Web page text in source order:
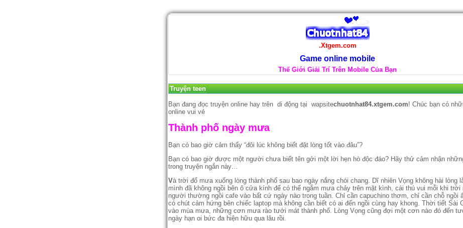
.Xtgem.com
Game online mobile
Thế Giới Giải Trí Trên Mobile Của Bạn
Truyện teen
Bạn đang đọc truyện online hay trên di động tại wapsitechuotnhat84.xtgem.com! Chúc bạn có
online vui vẻ
Thành phố ngày mưa
Bạn có bao giờ cảm thấy “đôi lúc không biết đặt lòng tốt vào đâu”?
Bạn có bao giờ được một người chưa biết tên gởi một lời hẹn hò độc đáo? Hãy thử cảm nhận
trong truyện ngắn này…
Và trời đổ mưa xuống lòng thành phố sau bao ngày nắng chói chang. Dĩ nhiên Vọng không hài lòng
mình đã không ngồi bên ô cửa kính để có thể ngắm mưa chảy trên mặt kình, cái thú vui mỗi khi trời
người thường ngồi cafe vào bất cứ ngày nào trong tuần. Chỉ cần capuchino thơm, chỉ cần chỗ ngồi
có chút cảm hứng bên chiếc laptop mà không cần biết có ai đến ngồi cùng hay khong. Thời tiết Sài
vào mùa mưa, những cơn mưa rào tưới mát thành phố. Lòng Vọng cũng đợi một cơn nào đó đến
ngày hạn oi bức đa hiện hữu qua lâu rồi.